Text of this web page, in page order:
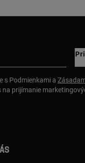
s Podmienkami a
na prijímanie